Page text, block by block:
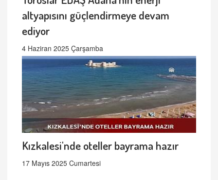
altyapısını güçlendirmeye devam
ediyor
4 Haziran 2025 Çarşamba
Kızkalesi'nde oteller bayrama hazır
17 Mayıs 2025 Cumartesi